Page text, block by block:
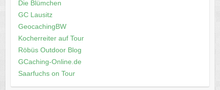
Die Blümchen
GC Lausitz
GeocachingBW
Kocherreiter auf Tour
Röbüs Outdoor Blog
GCaching-Online.de
Saarfuchs on Tour